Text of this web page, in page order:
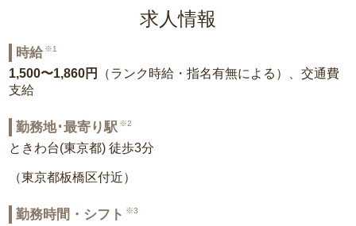
求人情報
時給 ※1
1,500〜1,860円
（ランク時給・指名有無による）、交通費
支給
勤務地･最寄り駅 ※2
ときわ台(東京都) 徒歩3分
（東京都板橋区付近）
勤務時間・シフト ※3